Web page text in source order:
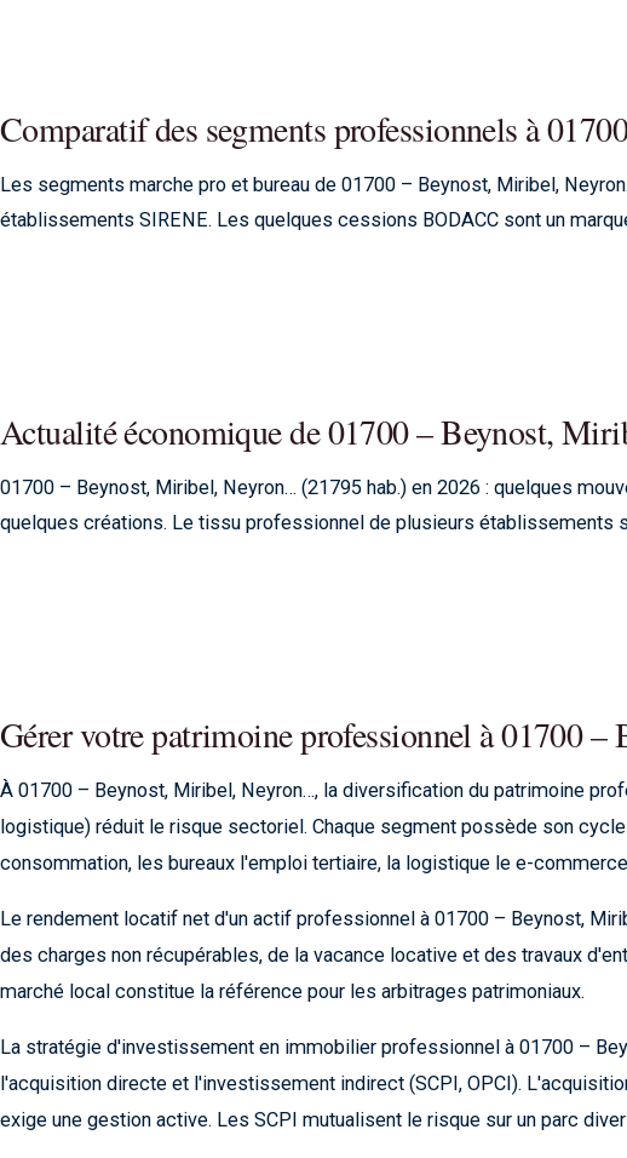
Comparatif des segments professionnels à
Les segments marche pro et bureau de 01700 – Beynost, Miribel,
établissements SIRENE. Les quelques cessions BODACC sont un
Actualité économique de 01700 – Beynost,
01700 – Beynost, Miribel, Neyron… (21795 hab.) en 2026 : quelques
quelques créations. Le tissu professionnel de plusieurs établissements
Gérer votre patrimoine professionnel à 01700
À 01700 – Beynost, Miribel, Neyron…, la diversification du patrimoine
logistique) réduit le risque sectoriel. Chaque segment possède son
consommation, les bureaux l'emploi tertiaire, la logistique le e-
Le rendement locatif net d'un actif professionnel à 01700 – Beynost,
des charges non récupérables, de la vacance locative et des travaux
marché local constitue la référence pour les arbitrages patrimoniaux.
La stratégie d'investissement en immobilier professionnel à 01700 –
l'acquisition directe et l'investissement indirect (SCPI, OPCI).
exige une gestion active. Les SCPI mutualisent le risque sur un parc